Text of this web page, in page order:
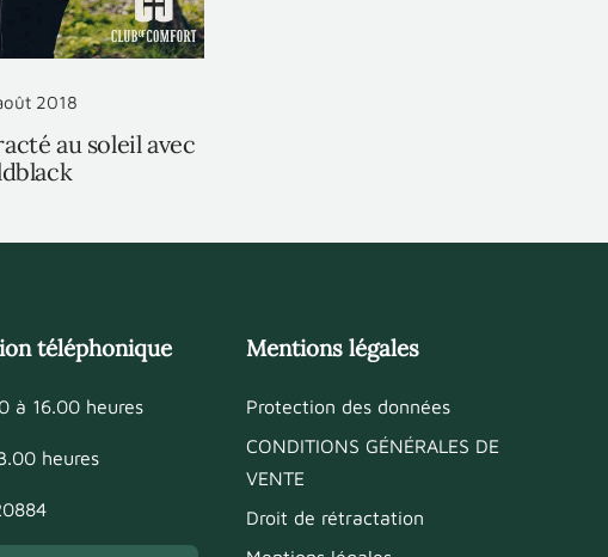
2018
au soleil avec
téléphonique
à 16.00 heures
heures
Mentions légales
Protection des données
CONDITIONS GÉNÉRALES DE
VENTE
Droit de rétractation